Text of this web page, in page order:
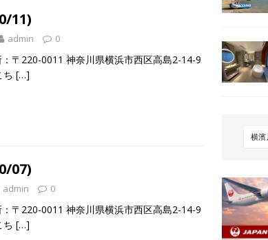
11)
admin 0
〒220-0011 神奈川県横浜市西区高島2-14-9
ち […]
07)
admin 0
〒220-0011 神奈川県横浜市西区高島2-14-9
ち […]